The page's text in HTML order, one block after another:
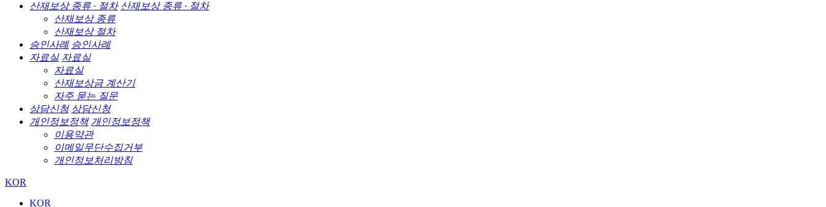
산재보상 종류 · 절차 산재보상 종류 · 절차
산재보상 종류
산재보상 절차
승인사례 승인사례
자료실 자료실
자료실
산재보상금 계산기
자주 묻는 질문
상담신청 상담신청
개인정보정책 개인정보정책
이용약관
이메일무단수집거부
개인정보처리방침
KOR
KOR